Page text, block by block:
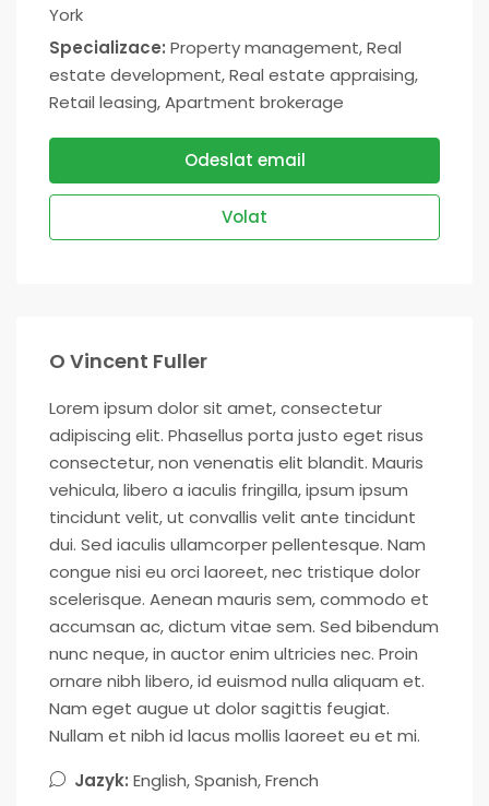
York
Specializace: Property management, Real
estate development, Real estate appraising,
Retail leasing, Apartment brokerage
Odeslat email
Volat
O Vincent Fuller
Lorem ipsum dolor sit amet, consectetur
adipiscing elit. Phasellus porta justo eget risus
consectetur, non venenatis elit blandit. Mauris
vehicula, libero a iaculis fringilla, ipsum ipsum
tincidunt velit, ut convallis velit ante tincidunt
dui. Sed iaculis ullamcorper pellentesque. Nam
congue nisi eu orci laoreet, nec tristique dolor
scelerisque. Aenean mauris sem, commodo et
accumsan ac, dictum vitae sem. Sed bibendum
nunc neque, in auctor enim ultricies nec. Proin
ornare nibh libero, id euismod nulla aliquam et.
Nam eget augue ut dolor sagittis feugiat.
Nullam et nibh id lacus mollis laoreet eu et mi.
Jazyk: English, Spanish, French